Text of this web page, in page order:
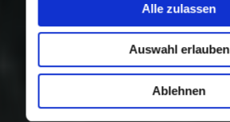
Alle zulassen
Auswahl erlauben
Ablehnen